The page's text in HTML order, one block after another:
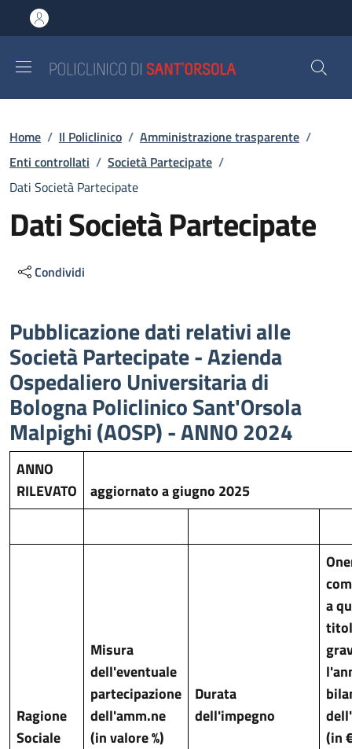
al contenuto principale
to footer content
Briciole di pane
Home / Il Policlinico / Amministrazione trasparente /
Enti controllati / Società Partecipate /
Dati Società Partecipate
Dati Società Partecipate
Condividi
Descrizione
Pubblicazione dati relativi alle
Società Partecipate - Azienda
Ospedaliero Universitaria di
Bologna Policlinico Sant'Orsola
Malpighi (AOSP) - ANNO 2024
ANNO
RILEVATO
aggiornato a giugno 2025
Ragione
Sociale
Misura
dell'eventuale
partecipazione
dell'amm.ne
(in valore %)
Durata
dell'impegno
a
(in